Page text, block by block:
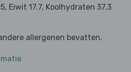
Eiwit 17.7, Koolhydraten 37.3
allergenen bevatten.